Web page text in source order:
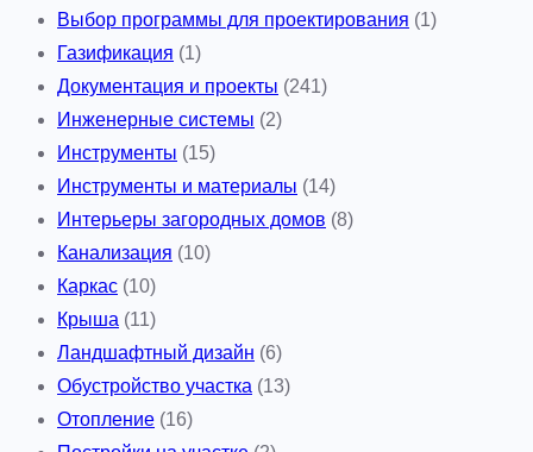
Выбор программы для проектирования (1)
Газификация (1)
Документация и проекты (241)
Инженерные системы (2)
Инструменты (15)
Инструменты и материалы (14)
Интерьеры загородных домов (8)
Канализация (10)
Каркас (10)
Крыша (11)
Ландшафтный дизайн (6)
Обустройство участка (13)
Отопление (16)